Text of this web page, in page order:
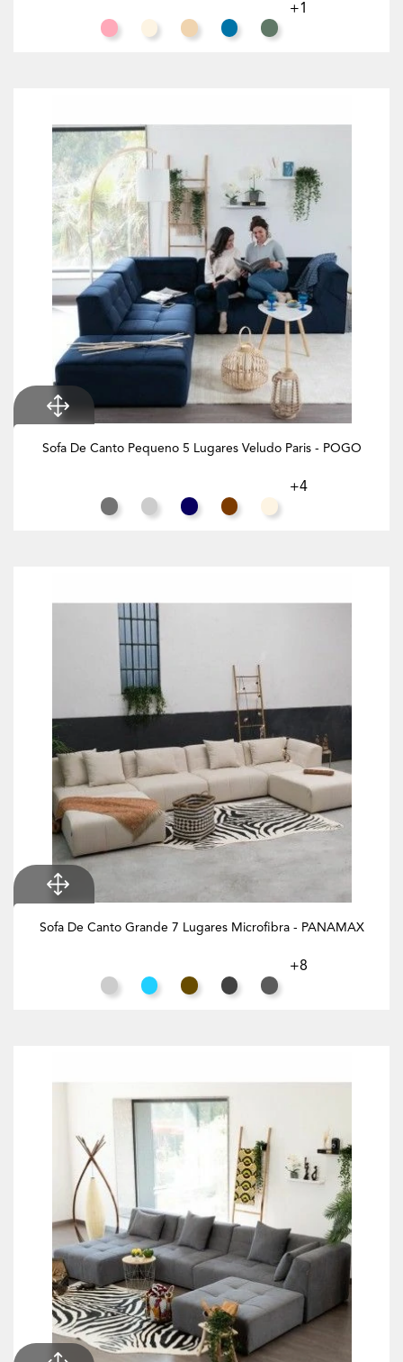
Salmão Branco Creme
Toffee Azul Celeste
Eucalipto
+1
Sofa De Canto Pequeno 5 Lugares Veludo Paris - POGO
Cinza RatoCinza ClaroAzul NoiteChocolateBranco Creme
+4
Sofa De Canto Grande 7 Lugares Microfibra - PANAMAX
Cinza ClaroAzul Turquesa
Tabaco Preto Cinzento
+8